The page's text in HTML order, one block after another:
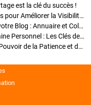
est la clé du succès !
Optimisation SEO des Articles : Stratégies pour Améliorer la Visibilité de Votre Blog
Stratégies pour améliorer la visibilité de votre Blog : Annuaire et Collaborations
Pourquoi Investir dans un Nom de Domaine Personnel : Les Clés de la Réussite de Votre Blog
Comment Faire Émerger Votre Blog : Le Pouvoir de la Patience et de la Persévérance